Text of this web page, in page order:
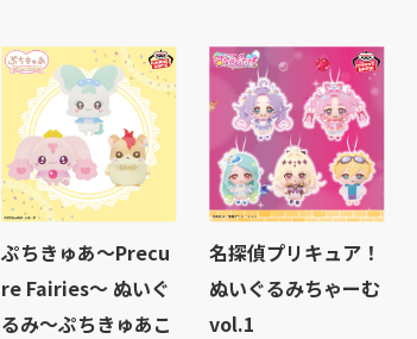
ぷちきゅあ～Precu
re Fairies～ ぬいぐ
るみ～ぷちきゅあこ
名探偵プリキュア！
ぬいぐるみちゃーむ
vol.1